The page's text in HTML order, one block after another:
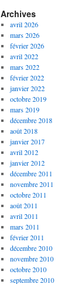
Archives
avril 2026
mars 2026
février 2026
avril 2022
mars 2022
février 2022
janvier 2022
octobre 2019
mars 2019
décembre 2018
août 2018
janvier 2017
avril 2012
janvier 2012
décembre 2011
novembre 2011
octobre 2011
août 2011
avril 2011
mars 2011
février 2011
décembre 2010
novembre 2010
octobre 2010
septembre 2010